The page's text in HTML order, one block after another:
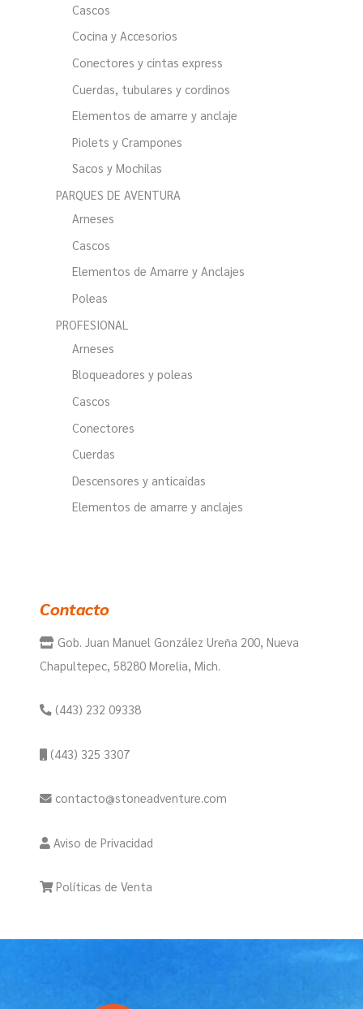
Cascos
Cocina y Accesorios
Conectores y cintas express
Cuerdas, tubulares y cordinos
Elementos de amarre y anclaje
Piolets y Crampones
Sacos y Mochilas
PARQUES DE AVENTURA
Arneses
Cascos
Elementos de Amarre y Anclajes
Poleas
PROFESIONAL
Arneses
Bloqueadores y poleas
Cascos
Conectores
Cuerdas
Descensores y anticaídas
Elementos de amarre y anclajes
Contacto
Gob. Juan Manuel González Ureña 200, Nueva
Chapultepec, 58280 Morelia, Mich.
(443) 232 09338
(443) 325 3307
contacto@stoneadventure.com
Aviso de Privacidad
Políticas de Venta